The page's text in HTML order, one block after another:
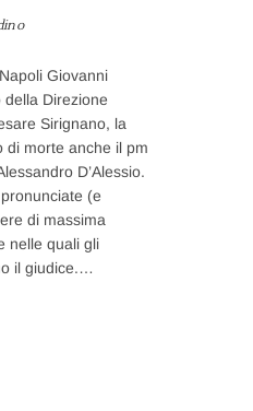
Giovanni
Direzione
Sirignano, la
di morte anche il pm
D’Alessio.
(e
di massima
nelle quali gli
il giudice.…